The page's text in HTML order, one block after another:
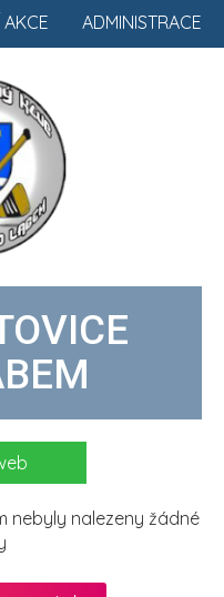
ADMINISTRACE
nebyly nalezeny žádné